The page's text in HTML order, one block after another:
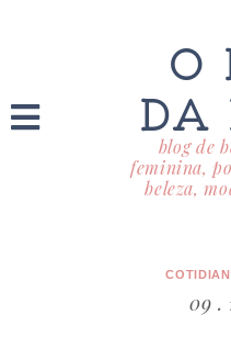
O
blog de
feminina,
beleza,
09 .